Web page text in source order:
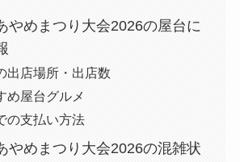
やめまつり大会2026の屋台に
出店場所・出店数
め屋台グルメ
の支払い方法
やめまつり大会2026の混雑状